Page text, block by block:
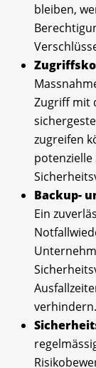
bleiben,
Zugriff mit
zugreifen
potenzielle
Backup-
Ein
verhindern.